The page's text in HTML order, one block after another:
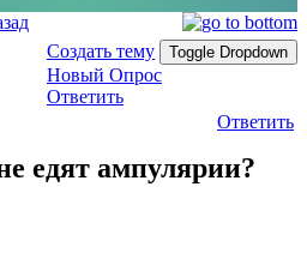
Создать тему
Toggle Dropdown
Новый Опрос
Ответить
Ответить
едят ампулярии?